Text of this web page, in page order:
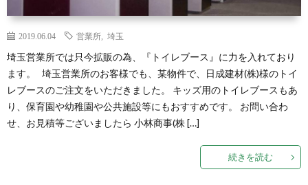
2019.06.04 営業所 埼玉
埼玉営業所では只今拡販の為、『トイレブース』に力を入れており
ます。 埼玉営業所のお客様でも、某物件で、日成建材(株)様のトイ
レブースのご注文をいただきました。 キッズ用のトイレブースもあ
り、保育園や幼稚園や公共施設等にもおすすめです。 お問い合わ
せ、お見積等ございましたら 小林商事(株 […]
続きを読む